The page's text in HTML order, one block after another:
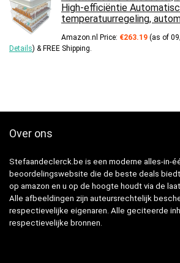
High-efficiëntie
temperatuurregeling,
Amazon.nl Price: €263.19 (as of
Details) & FREE Shipping
Over ons
Stefaandeclerck.be is een moderne alles-in-
beoordelingswebsite die de beste deals
op amazon en u op de hoogte houdt via de
Alle afbeeldingen zijn auteursrechtelijk
respectievelijke eigenaren. Alle geciteerde
respectievelijke bronnen.